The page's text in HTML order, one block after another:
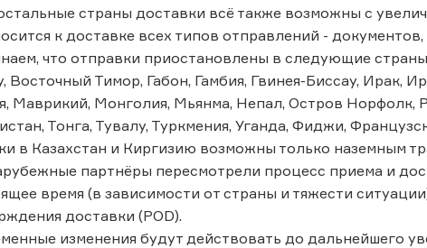
страны доставки всё также возможны с
к доставке всех типов отправлений -
что отправки приостановлены в следующие
Восточный Тимор, Габон, Гамбия, Гвинея-Биссау, Ирак,
Маврикий, Монголия, Мьянма, Непал, Остров Норфолк,
Тонга, Тувалу, Туркмения, Уганда, Фиджи,
в Казахстан и Киргизию возможны только наземным
партнёры пересмотрели процесс приема и
время (в зависимости от страны и тяжести
доставки (POD).
изменения будут действовать до дальнейшего